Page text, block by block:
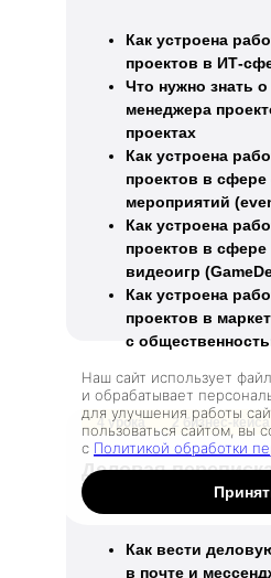
Заказать
Как устроена
проектов в ИТ-
Что нужно знать
менеджера
проектах
Как устроена
проектов в сфере
мероприятий
Как устроена
проектов в сфере
видеоигр
Как устроена
проектов в
с
4 урока 2 бизнес-кейса
Деловая
Как вести
в почте и
Наш сайт использует
и обрабатывает
для улучшения работы
пользоваться сайтом, вы
с Политикой обработки